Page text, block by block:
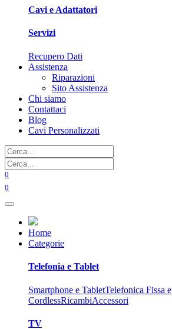
Cavi e Adattatori
Servizi
Recupero Dati
Assistenza
Riparazioni
Sito Assistenza
Chi siamo
Contattaci
Blog
Cavi Personalizzati
0
0
Home
Categorie
Telefonia e Tablet
Smartphone e TabletTelefonica Fissa e
CordlessRicambiAccessori
TV